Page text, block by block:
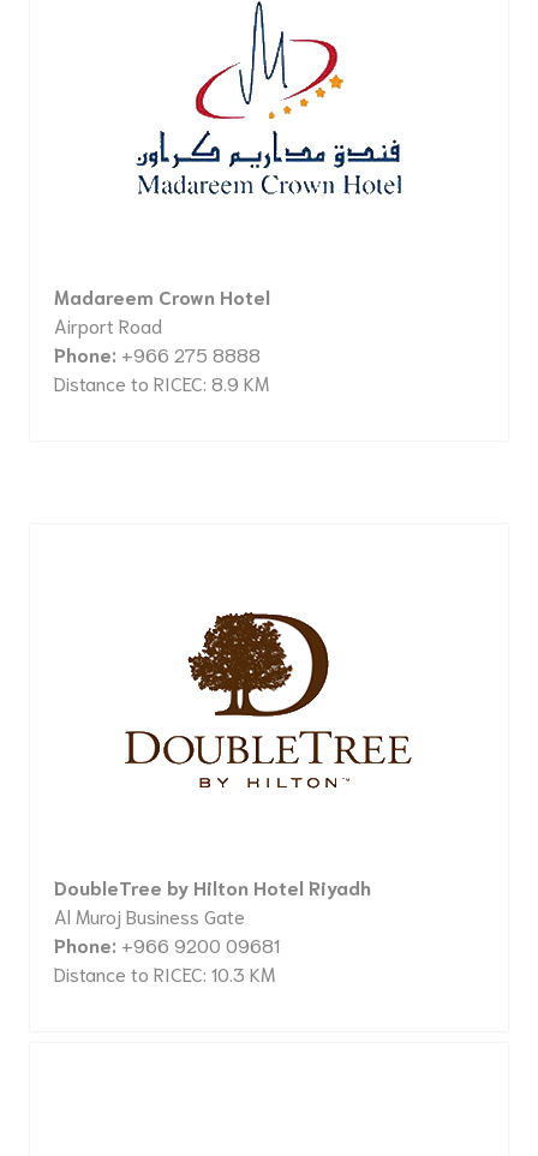
Madareem Crown Hotel
Airport Road
Phone: +966 275 8888
Distance to RICEC: 8.9 KM
DoubleTree by Hilton Hotel Riyadh
Al Muroj Business Gate
Phone: +966 9200 09681
Distance to RICEC: 10.3 KM